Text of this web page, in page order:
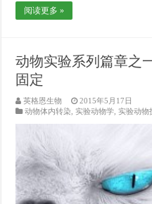
阅读更多 »
动物实验系列篇章
固定
英格恩生物
2015年5月17日
动物体内转染 ,实验动物学 ,实验动物